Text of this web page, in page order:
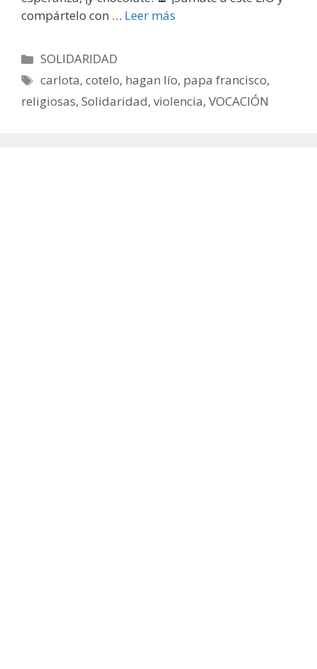
compártelo con … Leer más
Categorías
SOLIDARIDAD
Etiquetas
carlota,cotelo, hagan lío, papa francisco,
religiosas, Solidaridad, violencia, VOCACIÓN